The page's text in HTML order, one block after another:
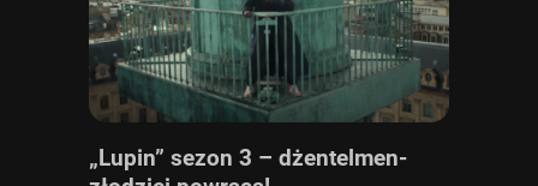
„Lupin” sezon 3 – dżentelmen-